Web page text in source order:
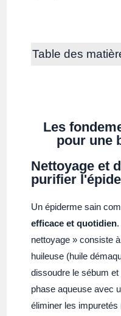
Table des
Les
pour une
Nettoyage et
purifier
Un épiderme sain
efficace et quotidien
nettoyage » consiste
huileuse (huile
dissoudre le sébum
phase aqueuse avec
éliminer les impuretés